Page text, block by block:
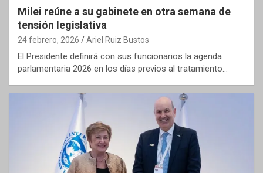
Milei reúne a su gabinete en otra semana de
tensión legislativa
24 febrero, 2026 Ariel Ruiz Bustos
El Presidente definirá con sus funcionarios la agenda
parlamentaria 2026 en los días previos al tratamiento…